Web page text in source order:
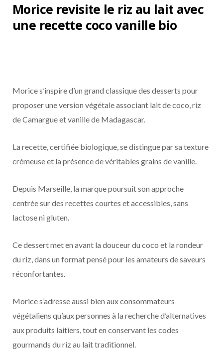
Morice revisite le riz au lait avec
une recette coco vanille bio
Morice s’inspire d’un grand classique des desserts pour
proposer une version végétale associant lait de coco, riz
de Camargue et vanille de Madagascar.
La recette, certifiée biologique, se distingue par sa texture
crémeuse et la présence de véritables grains de vanille.
Depuis Marseille, la marque poursuit son approche
centrée sur des recettes courtes et accessibles, sans
lactose ni gluten.
Ce dessert met en avant la douceur du coco et la rondeur
du riz, dans un format pensé pour les amateurs de saveurs
réconfortantes.
Morice s’adresse aussi bien aux consommateurs
végétaliens qu’aux personnes à la recherche d’alternatives
aux produits laitiers, tout en conservant les codes
gourmands du riz au lait traditionnel.